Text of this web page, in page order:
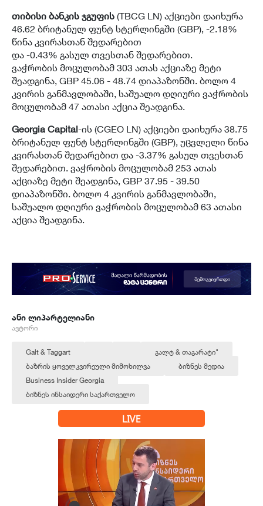
თიბისი ბანკის ჯგუფის (TBCG LN) აქციები დაიხურა
46.62 ბრიტანულ ფუნტ სტერლინგში (GBP), -2.18%
წინა კვირასთან შედარებით
და -0.43% გასულ თვესთან შედარებით.
ვაჭრობის მოცულობამ 303 ათას აქციაზე მეტი
შეადგინა, GBP 45.06 - 48.74 დიაპაზონში. ბოლო 4
კვირის განმავლობაში, საშუალო დღიური ვაჭრობის
მოცულობამ 47 ათასი აქცია შეადგინა.
Georgia Capital-ის (CGEO LN) აქციები დაიხურა 38.75
ბრიტანულ ფუნტ სტერლინგში (GBP), უცვლელი წინა
კვირასთან შედარებით და -3.37% გასულ თვესთან
შედარებით. ვაჭრობის მოცულობამ 253 ათას
აქციაზე მეტი შეადგინა, GBP 37.95 - 39.50
დიაპაზონში. ბოლო 4 კვირის განმავლობაში,
საშუალო დღიური ვაჭრობის მოცულობამ 63 ათასი
აქცია შეადგინა.
ანი ლიპარტელიანი
ავტორი
Galt & Taggart
გალტ & თაგარატი"
ბაზრის ყოველკვირეული მიმოხილვა
ბიზნეს მედია
Business Insider Georgia
ბიზნეს ინსაიდერი საქართველო
LIVE